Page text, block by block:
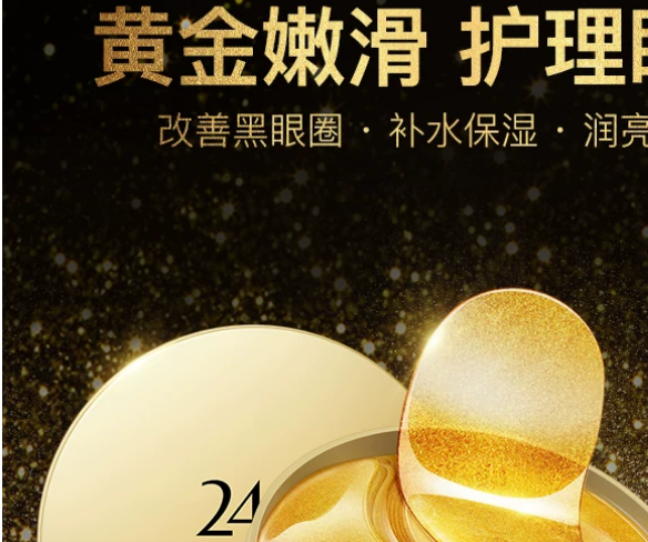
Sự kiện Lấy giá tăng
Fish Jeat Eye Film 60
Miếng Vàng Mặt nạ
Chính hãng kem
644,000
[Hoạt động 3 hộp
180 chiếc Ngày mới]
Green Tourmaline
Eyster Màng Oyster
Nâng mạnh vào
màu đen Anti-
Wrinkle kem xóa
nếp nhăn vùng mắt
511,000
estee lauder
411,000
sóc Bộ ba mảnh
Chăm sóc da Chăm
sóc da Mới với Mặt
balance
342,000